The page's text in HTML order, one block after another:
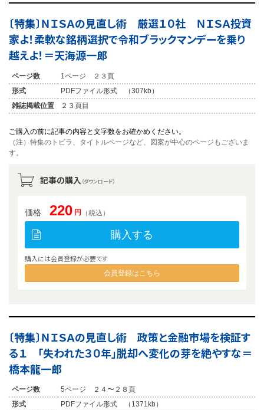
〔特集〕ＮＩＳＡの見直し術 厳選１０社 ＮＩＳＡ投資
家よ！柔軟な銘柄選択で令和ブラックマンデーを乗り
越えよ！＝天海源一郎
ページ数
1ページ ２３頁
形式
PDFファイル形式 （307kb）
雑誌掲載位置
２３頁目
ご購入の前に記事の内容と文字数をお確かめください。
（注）特集のトビラ、タイトルページなど、図案が中心のページもございま
す。
記事の購入 （ダウンロード）
価格 220 円 （税込）
購入する
購入には会員登録が必要です
会員登録はこちら
〔特集〕ＮＩＳＡの見直し術 政策と金融市場を検証す
る１ 「失われた３０年」脱却へ変化の芽を絶やすな＝
橋本龍一郎
ページ数
5ページ ２４〜２８頁
形式
PDFファイル形式 （1371kb）